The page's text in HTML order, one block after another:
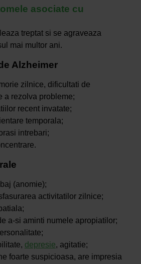
asociate cu
treptat si se agraveaza
mai multor ani.
Alzheimer
zilnice, dificultati de
a rezolva probleme;
recent invatate;
temporala;
intrebari;
(anomie);
activitatilor zilnice;
a-si aminti numele apropiatilor;
depresie, agitatie;
foarte suspicioasa, are impresia